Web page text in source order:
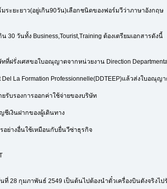
มระยะยาว(อยู่เกิน90วัน)เลือกชนิดของฟอร์มวีว่าภาษาอังกฤษ
น 30 วันทั้ง Business,Tourist,Training ต้องเตรียมเอกสารดังนี้
ทที่ฝรั่งเศสขอใบอณุญาตจากหน่วยงาน Direction
Del La Formation Professionnelle(DDTEEP)แล้วส่งใบอณุญ
ยรับรองการออกค่าใช้จ่ายของบริษัท
ชีเงินฝากของผู้เดินทาง
รอย่างอื่นใช้เหมือนกับยื่นวีซ่าธุรกิจ
ที่ 28 กุมภาพันธ์ 2549 เป็นต้นไปต้องนำตั๋วเครื่องบินตังจริงไป